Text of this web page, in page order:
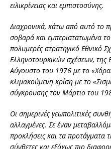
ειλικρίνειας και εμπιστοσύνης.
Διαχρονικά, κάτω από αυτό το
σοβαρά και εμπεριστατωμένα το
πολυμερές στρατηγικό Εθνικό
Ελληνοτουρκικών σχέσεων, της
Αύγουστο του 1976 με το
κλιμακούμενη κρίση με το
σύγκρουσης τον Μάρτιο του
Οι σημερινές γεωπολιτικές
αλλαγμένες. Σε έναν
προκλήσεις και τα προτάγματα
σύνθετες και εξόχως πιο